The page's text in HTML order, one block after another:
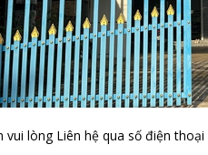
vui lòng Liên hệ qua số điện